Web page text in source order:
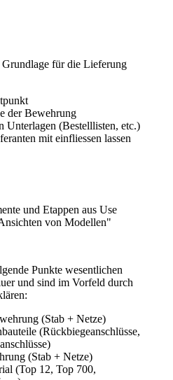
für die Lieferung
der Bewehrung
Unterlagen (Bestelllisten, etc.)
mit einfliessen lassen
und Etappen aus Use
von Modellen"
Punkte wesentlichen
und sind im Vorfeld durch
(Stab + Netze)
(Rückbiegeanschlüsse,
(Stab + Netze)
(Top 12, Top 700,